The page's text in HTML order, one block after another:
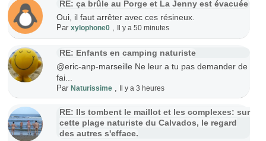
RE: ça brûle au Porge et La Jenny est évacuée
Oui, il faut arrêter avec ces résineux.
Par xylophone0, Il y a 50 minutes
RE: Enfants en camping naturiste
@eric-anp-marseille Ne leur a tu pas demander de
fai...
Par Naturissime, Il y a 3 heures
RE: Ils tombent le maillot et les complexes: sur
cette plage naturiste du Calvados, le regard
des autres s'efface.